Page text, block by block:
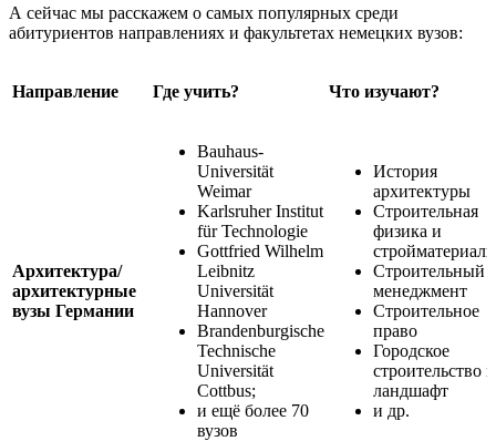
А сейчас мы расскажем о самых популярных среди
абитуриентов направлениях и факультетах немецких вузов:
Направление Где учить? Что изучают?
Архитектура/
архитектурные
вузы Германии
Bauhaus-
Universität
Weimar
Karlsruher Institut
für Technologie
Gottfried Wilhelm
Leibnitz
Universität
Hannover
Brandenburgische
Technische
Universität
Cottbus;
и ещё более 70
вузов
История
архитектуры
Строительная
физика и
Строительный
менеджмент
Строительное
право
Городское
строительство и
ландшафт
и др.